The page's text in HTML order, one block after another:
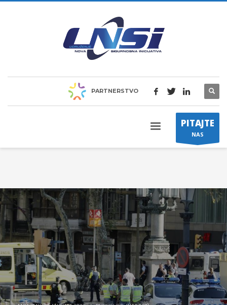
PARTNERSTVO
PITAJTE
NAS